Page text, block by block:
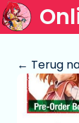
← Terug